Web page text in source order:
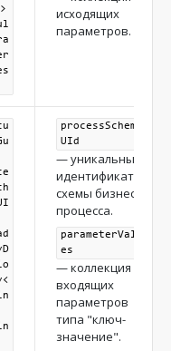
исходящих
параметров.
processSchema
UId
— уникальный
идентификатор
схемы бизнес-
процесса.
parameterValu
es
— коллекция
входящих
параметров
типа "ключ-
значение".